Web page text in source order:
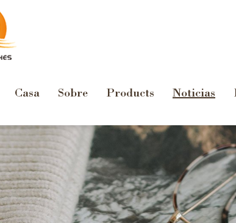
Casa Sobre Products Noticias